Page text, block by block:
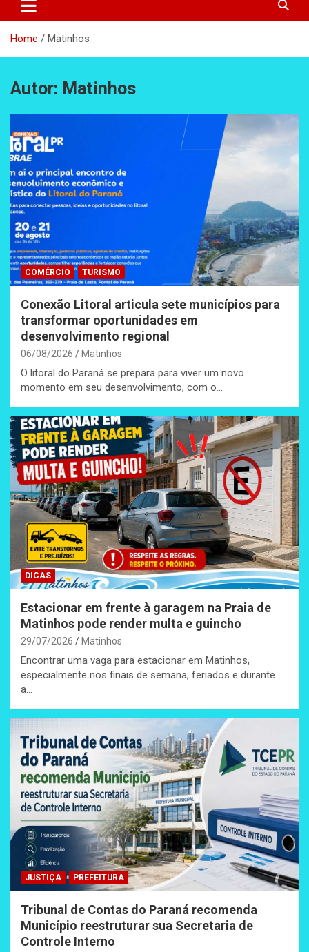
Home Matinhos
Autor: Matinhos
COMÉRCIO TURISMO
Conexão Litoral articula sete municípios para
transformar oportunidades em
desenvolvimento regional
06/08/2026 Matinhos
O litoral do Paraná se prepara para viver um novo
momento em seu desenvolvimento, com o…
DICAS
Estacionar em frente à garagem na Praia de
Matinhos pode render multa e guincho
29/07/2026 Matinhos
Encontrar uma vaga para estacionar em Matinhos,
especialmente nos finais de semana, feriados e durante
a…
JUSTIÇA PREFEITURA
Tribunal de Contas do Paraná recomenda
Município reestruturar sua Secretaria de
Controle Interno